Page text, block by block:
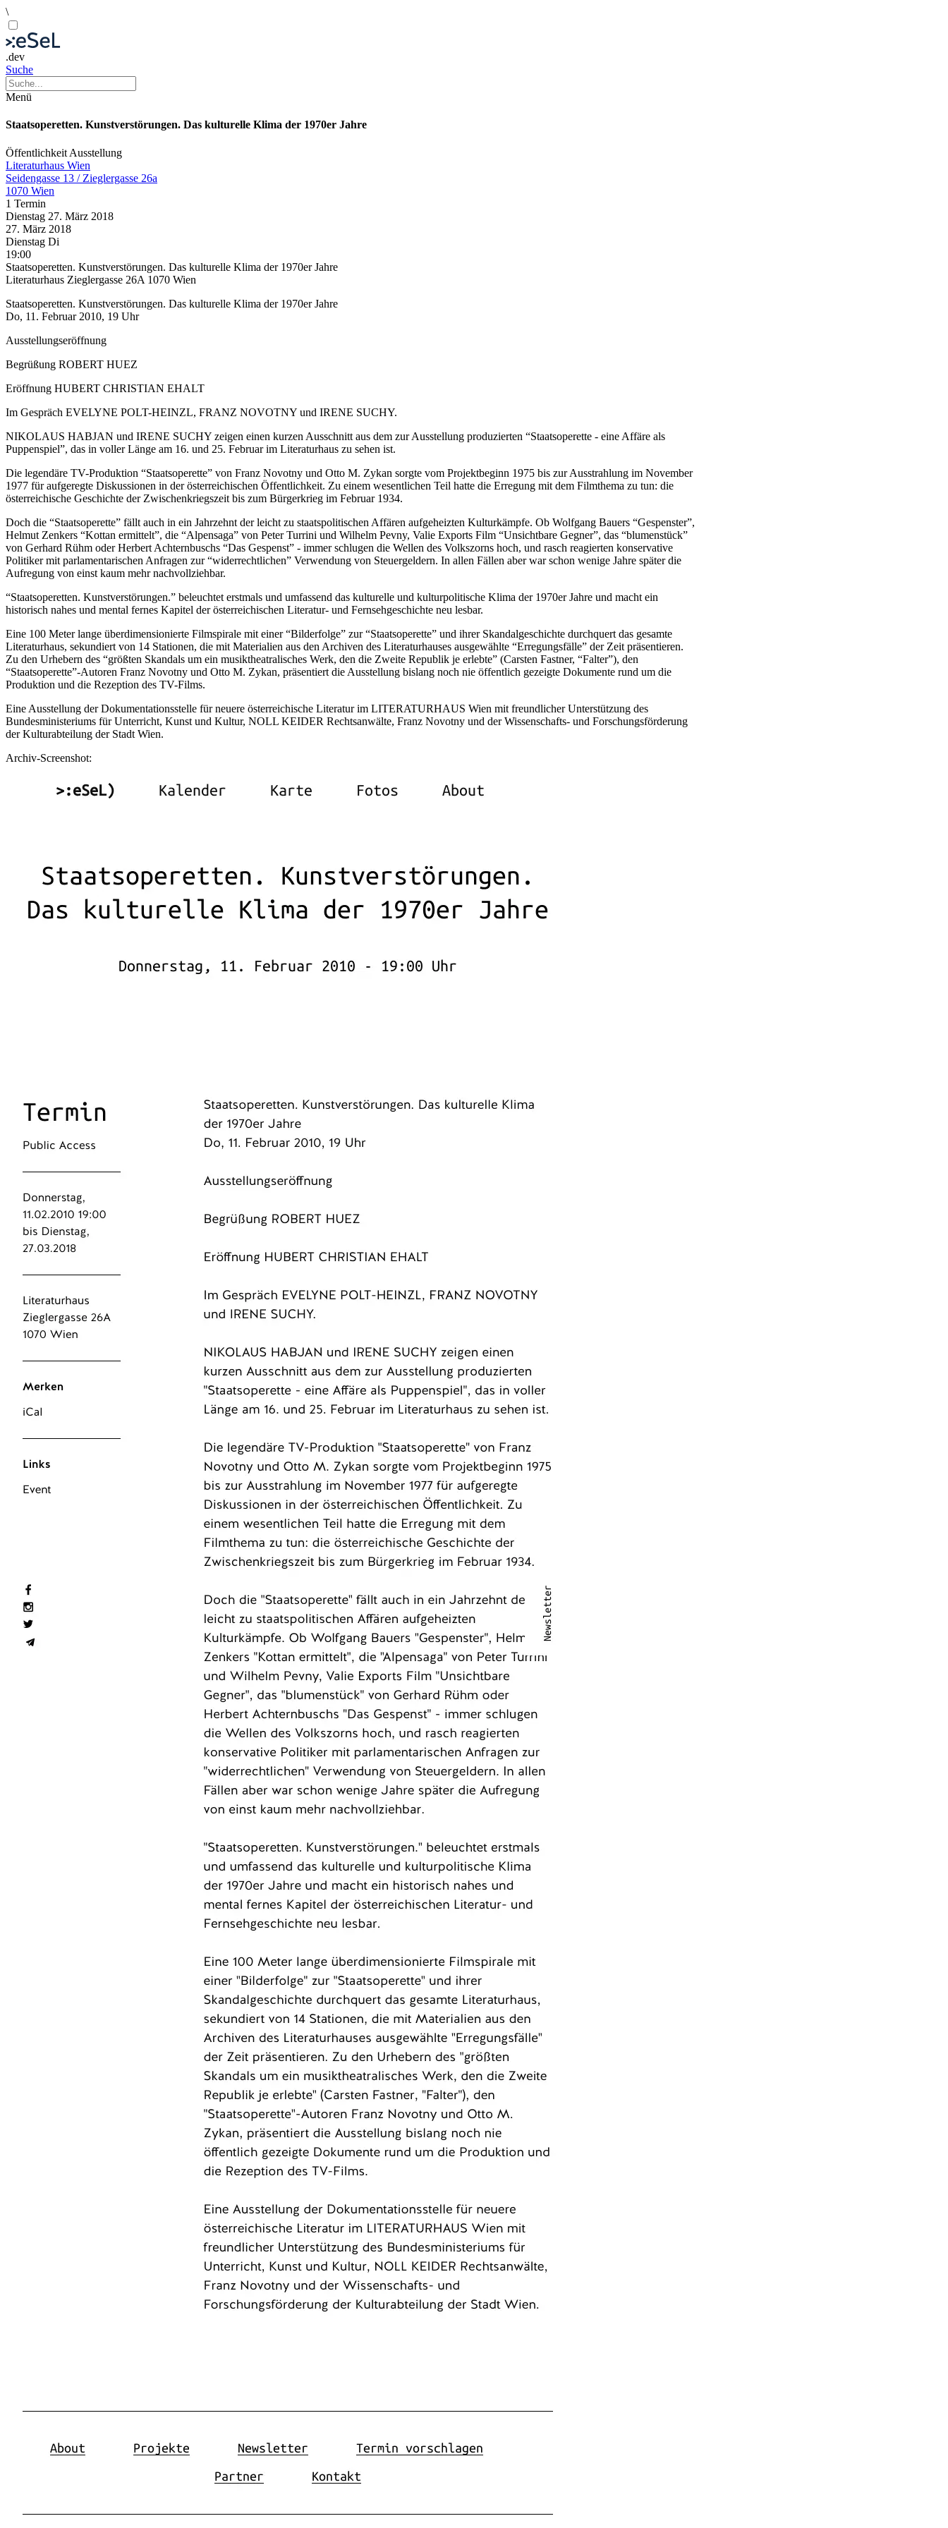
\
.dev
Suche
Menü
Staatsoperetten. Kunstverstörungen. Das kulturelle Klima der 1970er Jahre
Öffentlichkeit Ausstellung
Literaturhaus Wien
Seidengasse 13 / Zieglergasse 26a
1070 Wien
1 Termin
Dienstag 27. März 2018
27. März 2018
Dienstag Di
19:00
Staatsoperetten. Kunstverstörungen. Das kulturelle Klima der 1970er Jahre
Literaturhaus Zieglergasse 26A 1070 Wien
Staatsoperetten. Kunstverstörungen. Das kulturelle Klima der 1970er Jahre
Do, 11. Februar 2010, 19 Uhr
Ausstellungseröffnung
Begrüßung ROBERT HUEZ
Eröffnung HUBERT CHRISTIAN EHALT
Im Gespräch EVELYNE POLT-HEINZL, FRANZ NOVOTNY und IRENE SUCHY.
NIKOLAUS HABJAN und IRENE SUCHY zeigen einen kurzen Ausschnitt aus dem zur Ausstellung produzierten “Staatsoperette - eine Affäre als
Puppenspiel”, das in voller Länge am 16. und 25. Februar im Literaturhaus zu sehen ist.
Die legendäre TV-Produktion “Staatsoperette” von Franz Novotny und Otto M. Zykan sorgte vom Projektbeginn 1975 bis zur Ausstrahlung im November
1977 für aufgeregte Diskussionen in der österreichischen Öffentlichkeit. Zu einem wesentlichen Teil hatte die Erregung mit dem Filmthema zu tun: die
österreichische Geschichte der Zwischenkriegszeit bis zum Bürgerkrieg im Februar 1934.
Doch die “Staatsoperette” fällt auch in ein Jahrzehnt der leicht zu staatspolitischen Affären aufgeheizten Kulturkämpfe. Ob Wolfgang Bauers “Gespenster”,
Helmut Zenkers “Kottan ermittelt”, die “Alpensaga” von Peter Turrini und Wilhelm Pevny, Valie Exports Film “Unsichtbare Gegner”, das “blumenstück”
von Gerhard Rühm oder Herbert Achternbuschs “Das Gespenst” - immer schlugen die Wellen des Volkszorns hoch, und rasch reagierten konservative
Politiker mit parlamentarischen Anfragen zur “widerrechtlichen” Verwendung von Steuergeldern. In allen Fällen aber war schon wenige Jahre später die
Aufregung von einst kaum mehr nachvollziehbar.
“Staatsoperetten. Kunstverstörungen.” beleuchtet erstmals und umfassend das kulturelle und kulturpolitische Klima der 1970er Jahre und macht ein
historisch nahes und mental fernes Kapitel der österreichischen Literatur- und Fernsehgeschichte neu lesbar.
Eine 100 Meter lange überdimensionierte Filmspirale mit einer “Bilderfolge” zur “Staatsoperette” und ihrer Skandalgeschichte durchquert das gesamte
Literaturhaus, sekundiert von 14 Stationen, die mit Materialien aus den Archiven des Literaturhauses ausgewählte “Erregungsfälle” der Zeit präsentieren.
Zu den Urhebern des “größten Skandals um ein musiktheatralisches Werk, den die Zweite Republik je erlebte” (Carsten Fastner, “Falter”), den
“Staatsoperette”-Autoren Franz Novotny und Otto M. Zykan, präsentiert die Ausstellung bislang noch nie öffentlich gezeigte Dokumente rund um die
Produktion und die Rezeption des TV-Films.
Eine Ausstellung der Dokumentationsstelle für neuere österreichische Literatur im LITERATURHAUS Wien mit freundlicher Unterstützung des
Bundesministeriums für Unterricht, Kunst und Kultur, NOLL KEIDER Rechtsanwälte, Franz Novotny und der Wissenschafts- und Forschungsförderung
der Kulturabteilung der Stadt Wien.
Archiv-Screenshot: